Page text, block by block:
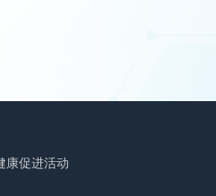
康促进活动